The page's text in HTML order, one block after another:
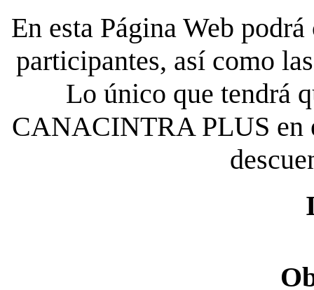
En esta Página Web
participantes, así como
Lo único que tendrá
CANACINTRA PLUS en